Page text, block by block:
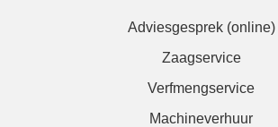
Adviesgesprek (online)
Zaagservice
Verfmengservice
Machineverhuur